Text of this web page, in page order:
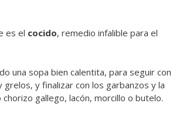
es el cocido, remedio infalible para el
una sopa bien calentita, para seguir con
grelos, y finalizar con los garbanzos y la
chorizo gallego, lacón, morcillo o butelo.